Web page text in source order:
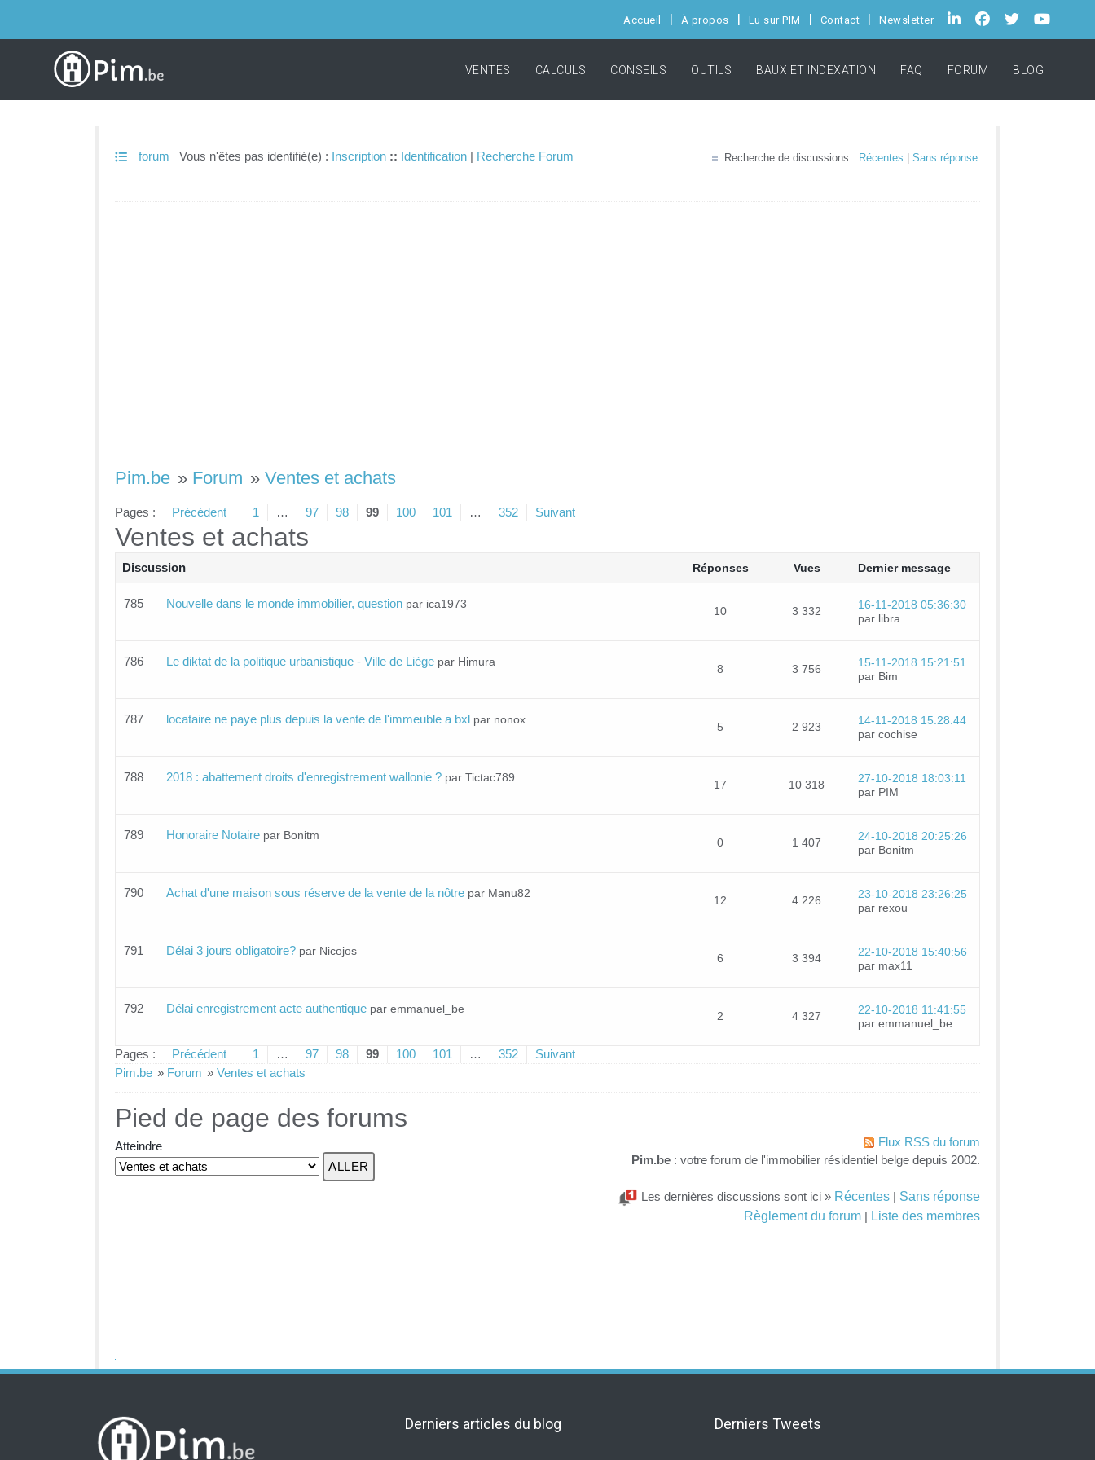
Accueil À propos Lu sur PIM Contact Newsletter
VENTES CALCULS CONSEILS OUTILS BAUX ET INDEXATION FAQ FORUM BLOG
forum Vous n'êtes pas identifié(e) : Inscription :: Identification | Recherche Forum Recherche de discussions : Récentes Sans réponse
Pim.be » Forum » Ventes et achats
Pages : Précédent 1 … 97 98 99 100 101 … 352 Suivant
Ventes et achats
Discussion Réponses Vues Dernier message
785 Nouvelle dans le monde immobilier, question par ica1973
10 3 332
16-11-2018 05:36:30
par libra
786 Le diktat de la politique urbanistique - Ville de Liège par Himura
8 3 756
15-11-2018 15:21:51
par Bim
787 locataire ne paye plus depuis la vente de l'immeuble a bxl par nonox
5 2 923
14-11-2018 15:28:44
par cochise
788 2018 : abattement droits d'enregistrement wallonie ? par Tictac789
17 10 318
27-10-2018 18:03:11
par PIM
789 Honoraire Notaire par Bonitm
0 1 407
24-10-2018 20:25:26
par Bonitm
790 Achat d'une maison sous réserve de la vente de la nôtre par Manu82
12 4 226
23-10-2018 23:26:25
par rexou
791 Délai 3 jours obligatoire? par Nicojos
6 3 394
22-10-2018 15:40:56
par max11
792 Délai enregistrement acte authentique par emmanuel_be
2 4 327
22-10-2018 11:41:55
par emmanuel_be
Pages : Précédent 1 … 97 98 99 100 101 … 352
Suivant
Pim.be » Forum » Ventes et achats
Pied de page des forums
Atteindre
Flux RSS du forum
Pim.be : votre forum de l'immobilier résidentiel belge depuis 2002.
Les dernières discussions sont ici » Récentes | Sans réponse
Règlement du forum | Liste des membres
Derniers articles du blog Derniers Tweets